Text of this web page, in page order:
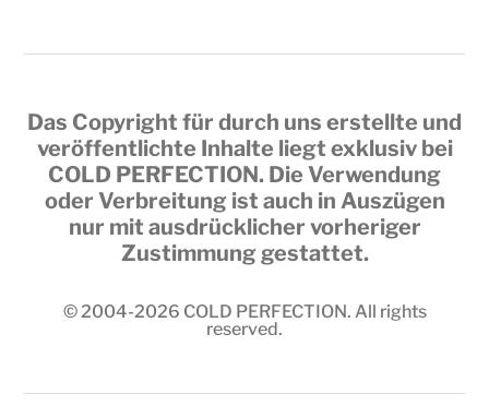
Das Copyright für durch uns erstellte und
veröffentlichte Inhalte liegt exklusiv bei
COLD PERFECTION. Die Verwendung
oder Verbreitung ist auch in Auszügen
nur mit ausdrücklicher vorheriger
Zustimmung gestattet.
© 2004-2026 COLD PERFECTION. All rights
reserved.